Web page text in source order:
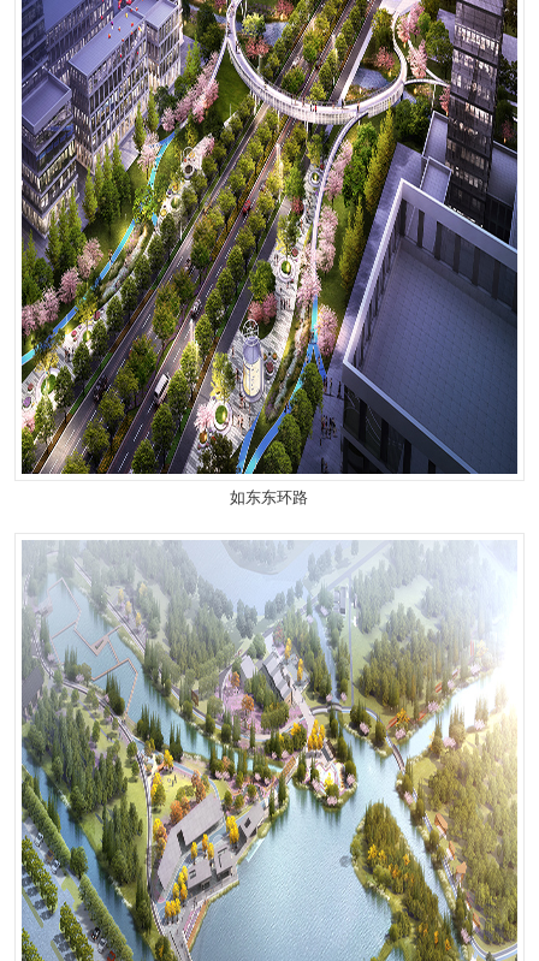
如东东环路